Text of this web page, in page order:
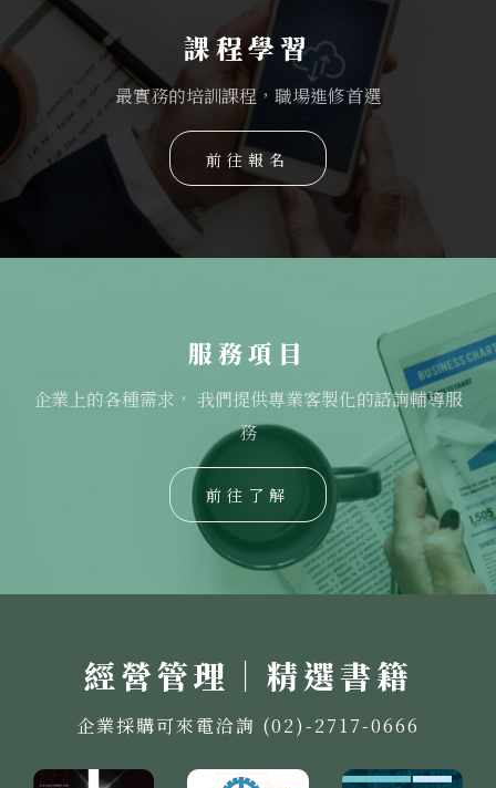
課程學習
最實務的培訓課程，職場進修首選
前往報名
服務項目
企業上的各種需求， 我們提供專業客製化的諮詢輔導服
務
前往了解
經營管理｜精選書籍
企業採購可來電洽詢 (02)-2717-0666